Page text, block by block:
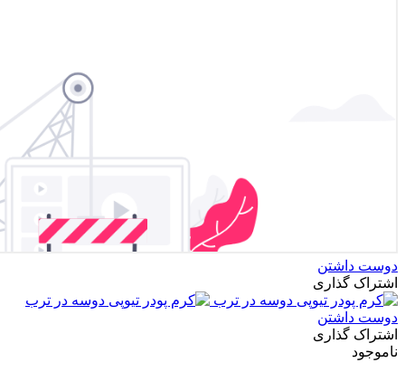
دوست داشتن
اشتراک گذاری
دوست داشتن
اشتراک گذاری
ناموجود